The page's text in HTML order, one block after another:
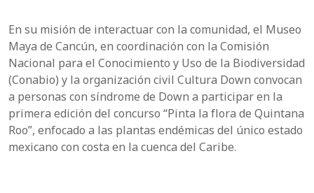
En su misión de interactuar con la comunidad, el Museo
Maya de Cancún, en coordinación con la Comisión
Nacional para el Conocimiento y Uso de la Biodiversidad
(Conabio) y la organización civil Cultura Down convocan
a personas con síndrome de Down a participar en la
primera edición del concurso “Pinta la flora de Quintana
Roo”, enfocado a las plantas endémicas del único estado
mexicano con costa en la cuenca del Caribe.